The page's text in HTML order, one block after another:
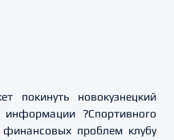
покинуть новокузнецкий
?Спортивного
финансовых проблем клубу